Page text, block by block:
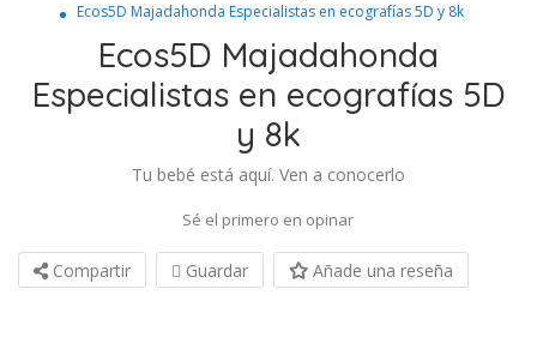
Ecos5D Majadahonda Especialistas en ecografías 5D y 8k
Ecos5D Majadahonda
Especialistas en ecografías 5D
y 8k
Tu bebé está aquí. Ven a conocerlo
Sé el primero en opinar
Compartir Guardar Añade una reseña